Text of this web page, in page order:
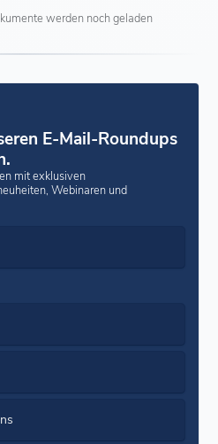
werden noch geladen
E-Mail-Roundups
mit exklusiven
Webinaren und